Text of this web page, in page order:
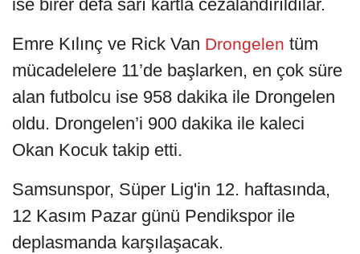
ise birer defa sarı kartla cezalandırıldılar.
Emre Kılınç ve Rick Van Drongelen tüm
mücadelelere 11’de başlarken, en çok süre
alan futbolcu ise 958 dakika ile Drongelen
oldu. Drongelen’i 900 dakika ile kaleci
Okan Kocuk takip etti.
Samsunspor, Süper Lig'in 12. haftasında,
12 Kasım Pazar günü Pendikspor ile
deplasmanda karşılaşacak.